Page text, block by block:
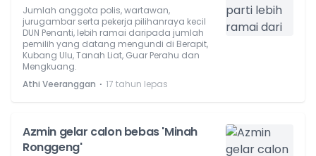
Jumlah anggota polis, wartawan,
jurugambar serta pekerja pilihanraya kecil
DUN Penanti, lebih ramai daripada jumlah
pemilih yang datang mengundi di Berapit,
Kubang Ulu, Tanah Liat, Guar Perahu dan
Mengkuang.
Athi Veeranggan ⋅ 17 tahun lepas
Azmin gelar calon bebas 'Minah
Ronggeng'